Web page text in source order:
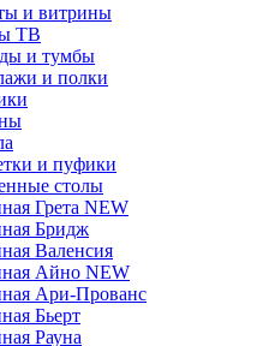
и витрины
ТВ
и тумбы
и полки
и пуфики
столы
Грета NEW
Бридж
Валенсия
Айно NEW
Ари-Прованс
Бьерт
Рауна